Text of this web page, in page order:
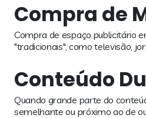
Compra de
Compra de espaço publicitário
"tradicionais", como televisão,
Conteúdo
Quando grande parte do
semelhante ou próximo ao de